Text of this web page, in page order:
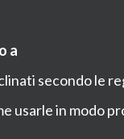
a
secondo le
usarle in modo